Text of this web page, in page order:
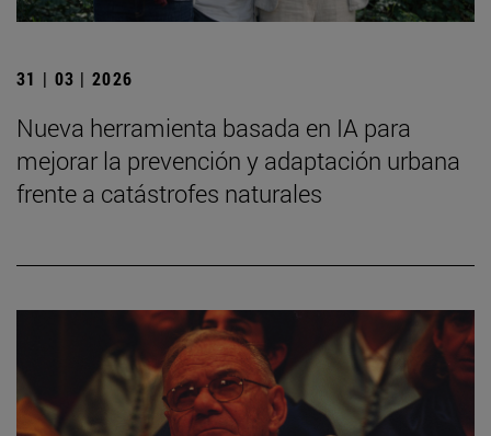
31 | 03 | 2026
Nueva herramienta basada en IA para
mejorar la prevención y adaptación urbana
frente a catástrofes naturales